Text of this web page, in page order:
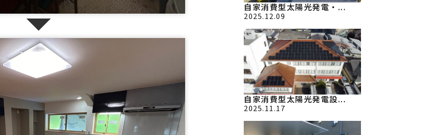
自家消費型太陽光発電・...
2025.12.09
自家消費型太陽光発電設...
2025.11.17